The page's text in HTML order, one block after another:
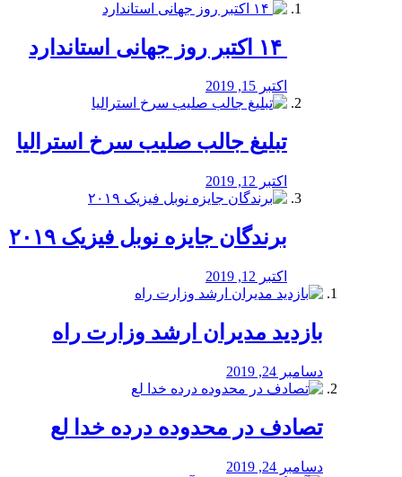
اکتبر 15, 2019
تبلیغ جالب صلیب سرخ استرالیا
اکتبر 12, 2019
برندگان جایزه نوبل فیزیک ۲۰۱۹
اکتبر 12, 2019
بازدید مدیران ارشد وزارت راه
دسامبر 24, 2019
تصادف در محدوده درده خدا لع
دسامبر 24, 2019